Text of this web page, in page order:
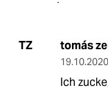
TZ tomás
19.10.2020
Ich